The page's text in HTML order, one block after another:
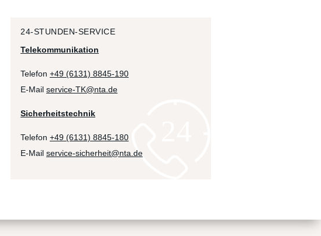
24-STUNDEN-SERVICE
Telekommunikation
Telefon+49 (6131) 8845-190
E-Mailservice-TK@nta.de
Sicherheitstechnik
Telefon+49 (6131) 8845-180
E-Mailservice-sicherheit@nta.de